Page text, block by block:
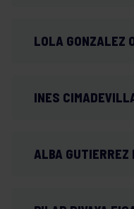
LOLA GONZALEZ
INES
ALBA GUTIERREZ